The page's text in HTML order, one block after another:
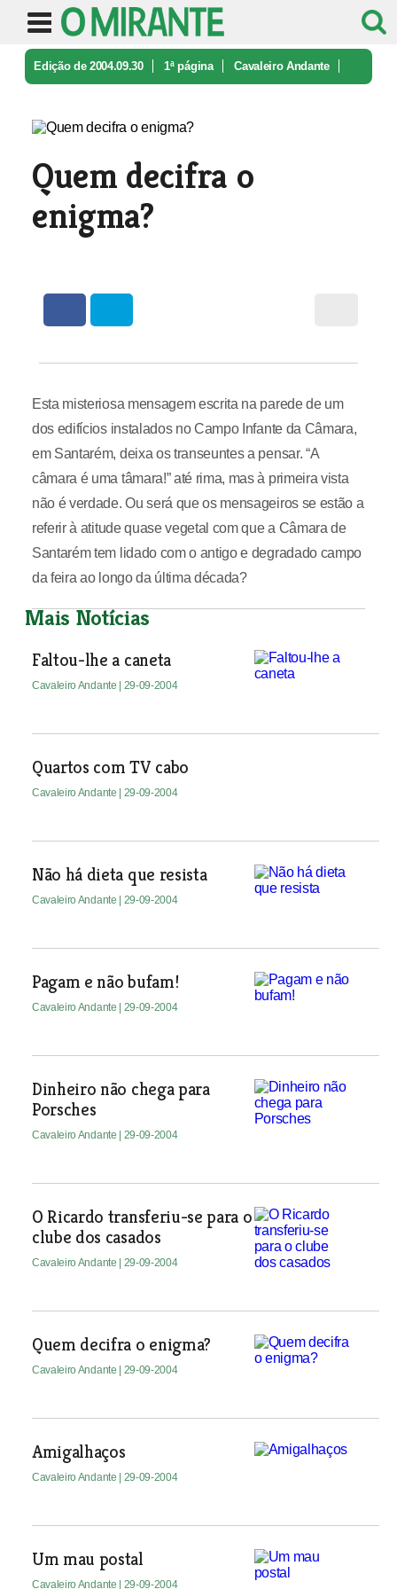
Edição de 2004.09.30 1ª página Cavaleiro Andante
Quem decifra o
enigma?
Esta misteriosa mensagem escrita na parede de um
dos edifícios instalados no Campo Infante da Câmara,
em Santarém, deixa os transeuntes a pensar. “A
câmara é uma tâmara!” até rima, mas à primeira vista
não é verdade. Ou será que os mensageiros se estão a
referir à atitude quase vegetal com que a Câmara de
Santarém tem lidado com o antigo e degradado campo
da feira ao longo da última década?
Mais Notícias
Faltou-lhe a caneta
Cavaleiro Andante | 29-09-2004
Quartos com TV cabo
Cavaleiro Andante | 29-09-2004
Não há dieta que resista
Cavaleiro Andante | 29-09-2004
Pagam e não bufam!
Cavaleiro Andante | 29-09-2004
Dinheiro não chega para
Porsches
Cavaleiro Andante | 29-09-2004
O Ricardo transferiu-se para o
clube dos casados
Cavaleiro Andante | 29-09-2004
Quem decifra o enigma?
Cavaleiro Andante | 29-09-2004
Amigalhaços
Cavaleiro Andante | 29-09-2004
Um mau postal
Cavaleiro Andante | 29-09-2004